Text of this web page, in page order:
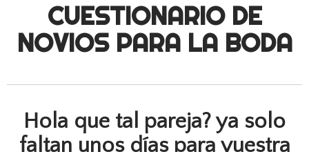
CUESTIONARIO DE
NOVIOS PARA LA BODA
Hola que tal pareja? ya solo
faltan unos días para vuestra